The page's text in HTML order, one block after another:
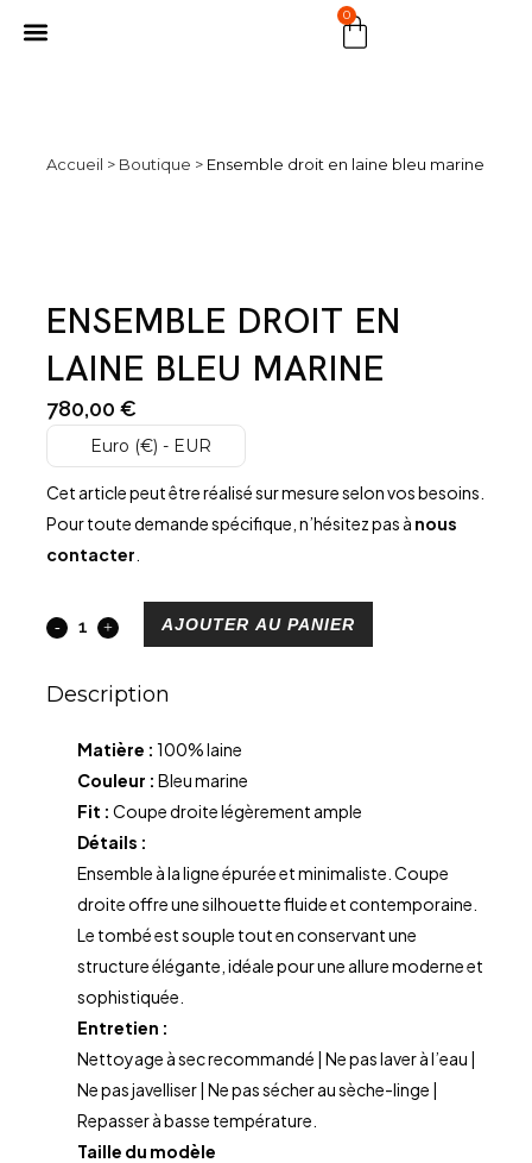
0
Accueil > Boutique > Ensemble droit en laine bleu marine
ENSEMBLE DROIT EN
LAINE BLEU MARINE
780,00 €
Euro (€) - EUR
Cet article peut être réalisé sur mesure selon vos besoins.
Pour toute demande spécifique, n’hésitez pas à nous
contacter
AJOUTER AU PANIER
Description
Matière : 100% laine
Couleur : Bleu marine
Fit : Coupe droite légèrement ample
Détails :
Ensemble à la ligne épurée et minimaliste. Coupe
droite offre une silhouette fluide et contemporaine.
Le tombé est souple tout en conservant une
structure élégante, idéale pour une allure moderne et
sophistiquée.
Entretien :
Nettoyage à sec recommandé | Ne pas laver à l’eau |
Ne pas javelliser | Ne pas sécher au sèche-linge |
Repasser à basse température.
Taille du modèle